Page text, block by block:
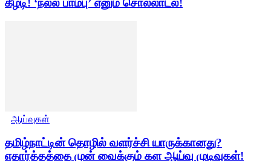
கீழடி! ‘நல்ல பாம்பு’ எனும் சொல்லாடல்!
ஆய்வுகள்
தமிழ்நாட்டின் தொழில் வளர்ச்சி யாருக்கானது?
எதார்த்தத்தை முன் வைக்கும் கள ஆய்வு முடிவுகள்!